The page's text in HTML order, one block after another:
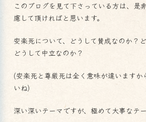
このブログを見て下さっている方は、是
慮して頂ければと思います。
安楽死について、どうして賛成なのか？
どうして中立なのか？
(安楽死と尊厳死は全く意味が違いますか
いね)
深い深いテーマですが、極めて大事なテー